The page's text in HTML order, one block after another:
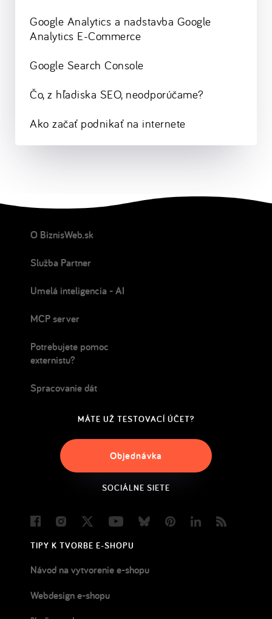
Google Analytics a nadstavba Google
Analytics E-Commerce
Google Search Console
Čo, z hľadiska SEO, neodporúčame?
Ako začať podnikať na internete
O BiznisWeb.sk
Služba Partner
Umelá inteligencia - AI
MCP server
Potrebujete pomoc
externistu?
Spracovanie dát
MÁTE UŽ TESTOVACÍ ÚČET?
Objednávka
SOCIÁLNE SIETE
FacebookInstagram
Twitter YoutubeBlueskyPinterestLinkedIn
TIPY K TVORBE E-SHOPU
Návod na vytvorenie e-shopu
Webdesign e-shopu